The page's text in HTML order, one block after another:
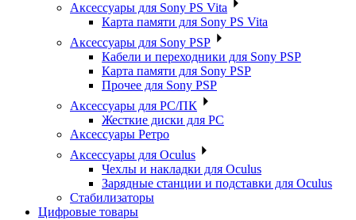
Аксессуары для Sony PS Vita
Карта памяти для Sony PS Vita
Аксессуары для Sony PSP
Кабели и переходники для Sony PSP
Карта памяти для Sony PSP
Прочее для Sony PSP
Аксессуары для PC/ПК
Жесткие диски для PC
Аксессуары Ретро
Аксессуары для Oculus
Чехлы и накладки для Oculus
Зарядные станции и подставки для Oculus
Стабилизаторы
Цифровые товары